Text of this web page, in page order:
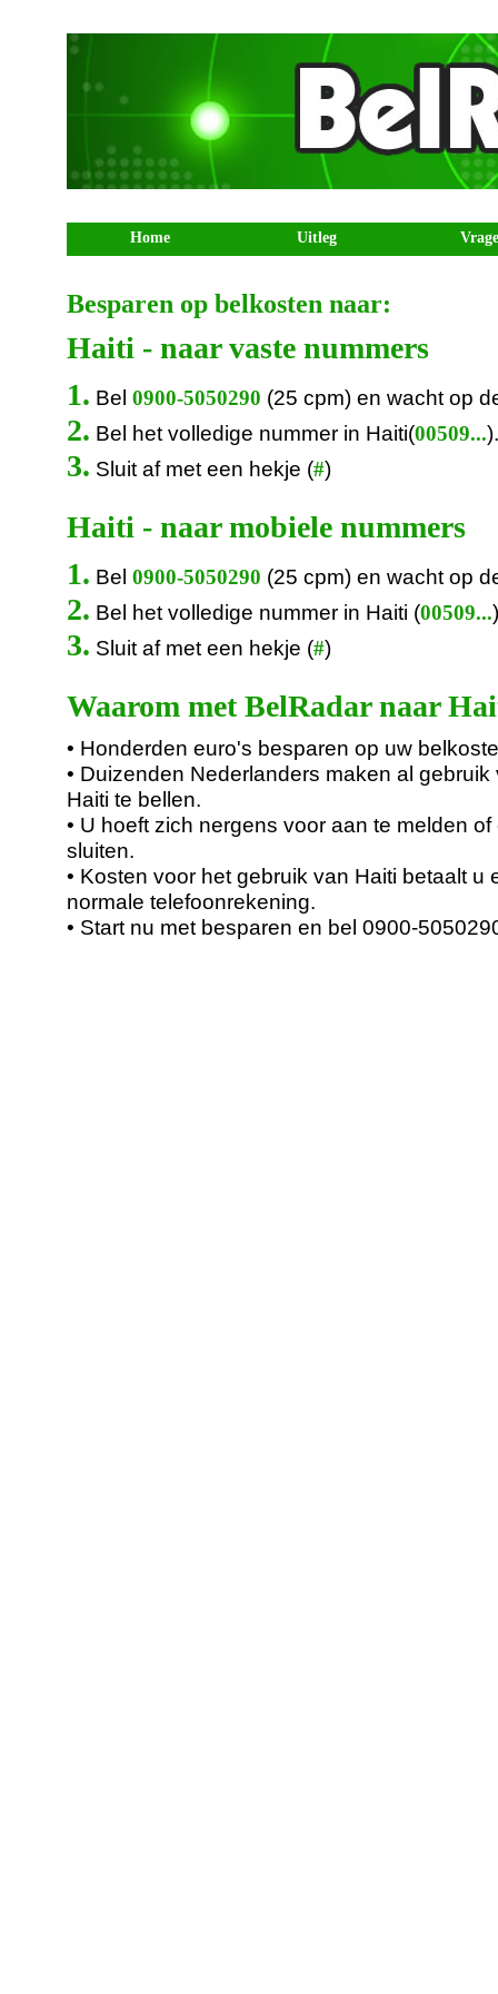
Home Uitleg
Besparen op belkosten naar:
Haiti - naar vaste nummers
1. Bel 0900-5050290 (25 cpm) en wacht op
2. Bel het volledige nummer in Haiti(00509...).
3. Sluit af met een hekje (#)
Haiti - naar mobiele nummers
1. Bel 0900-5050290 (25 cpm) en wacht op
2. Bel het volledige nummer in Haiti (00509...
3. Sluit af met een hekje (#)
Waarom met BelRadar naar
• Honderden euro's besparen op uw
• Duizenden Nederlanders maken al
Haiti te bellen.
• U hoeft zich nergens voor aan te melden
sluiten.
• Kosten voor het gebruik van Haiti betaalt u
normale telefoonrekening.
• Start nu met besparen en bel 0900-